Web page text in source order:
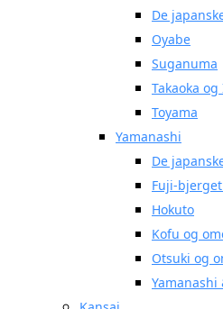
De
Oyabe
Suganuma
Takaoka
Toyama
Yamanashi
De
Fuji-
Hokuto
Kofu og
Otsuki og
Yamanashi